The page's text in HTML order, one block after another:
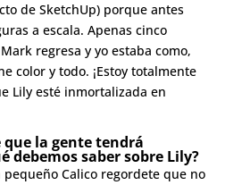
de SketchUp) porque antes
a escala. Apenas cinco
regresa y yo estaba como,
color y todo. ¡Estoy totalmente
Lily esté inmortalizada en
que la gente tendrá
debemos saber sobre Lily?
pequeño Calico regordete que no